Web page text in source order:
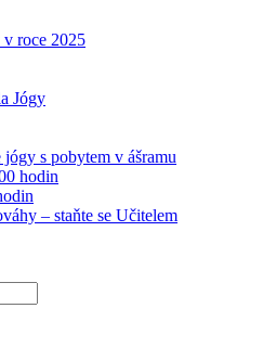
roce 2025
Jógy
s pobytem v ášramu
hodin
– staňte se Učitelem